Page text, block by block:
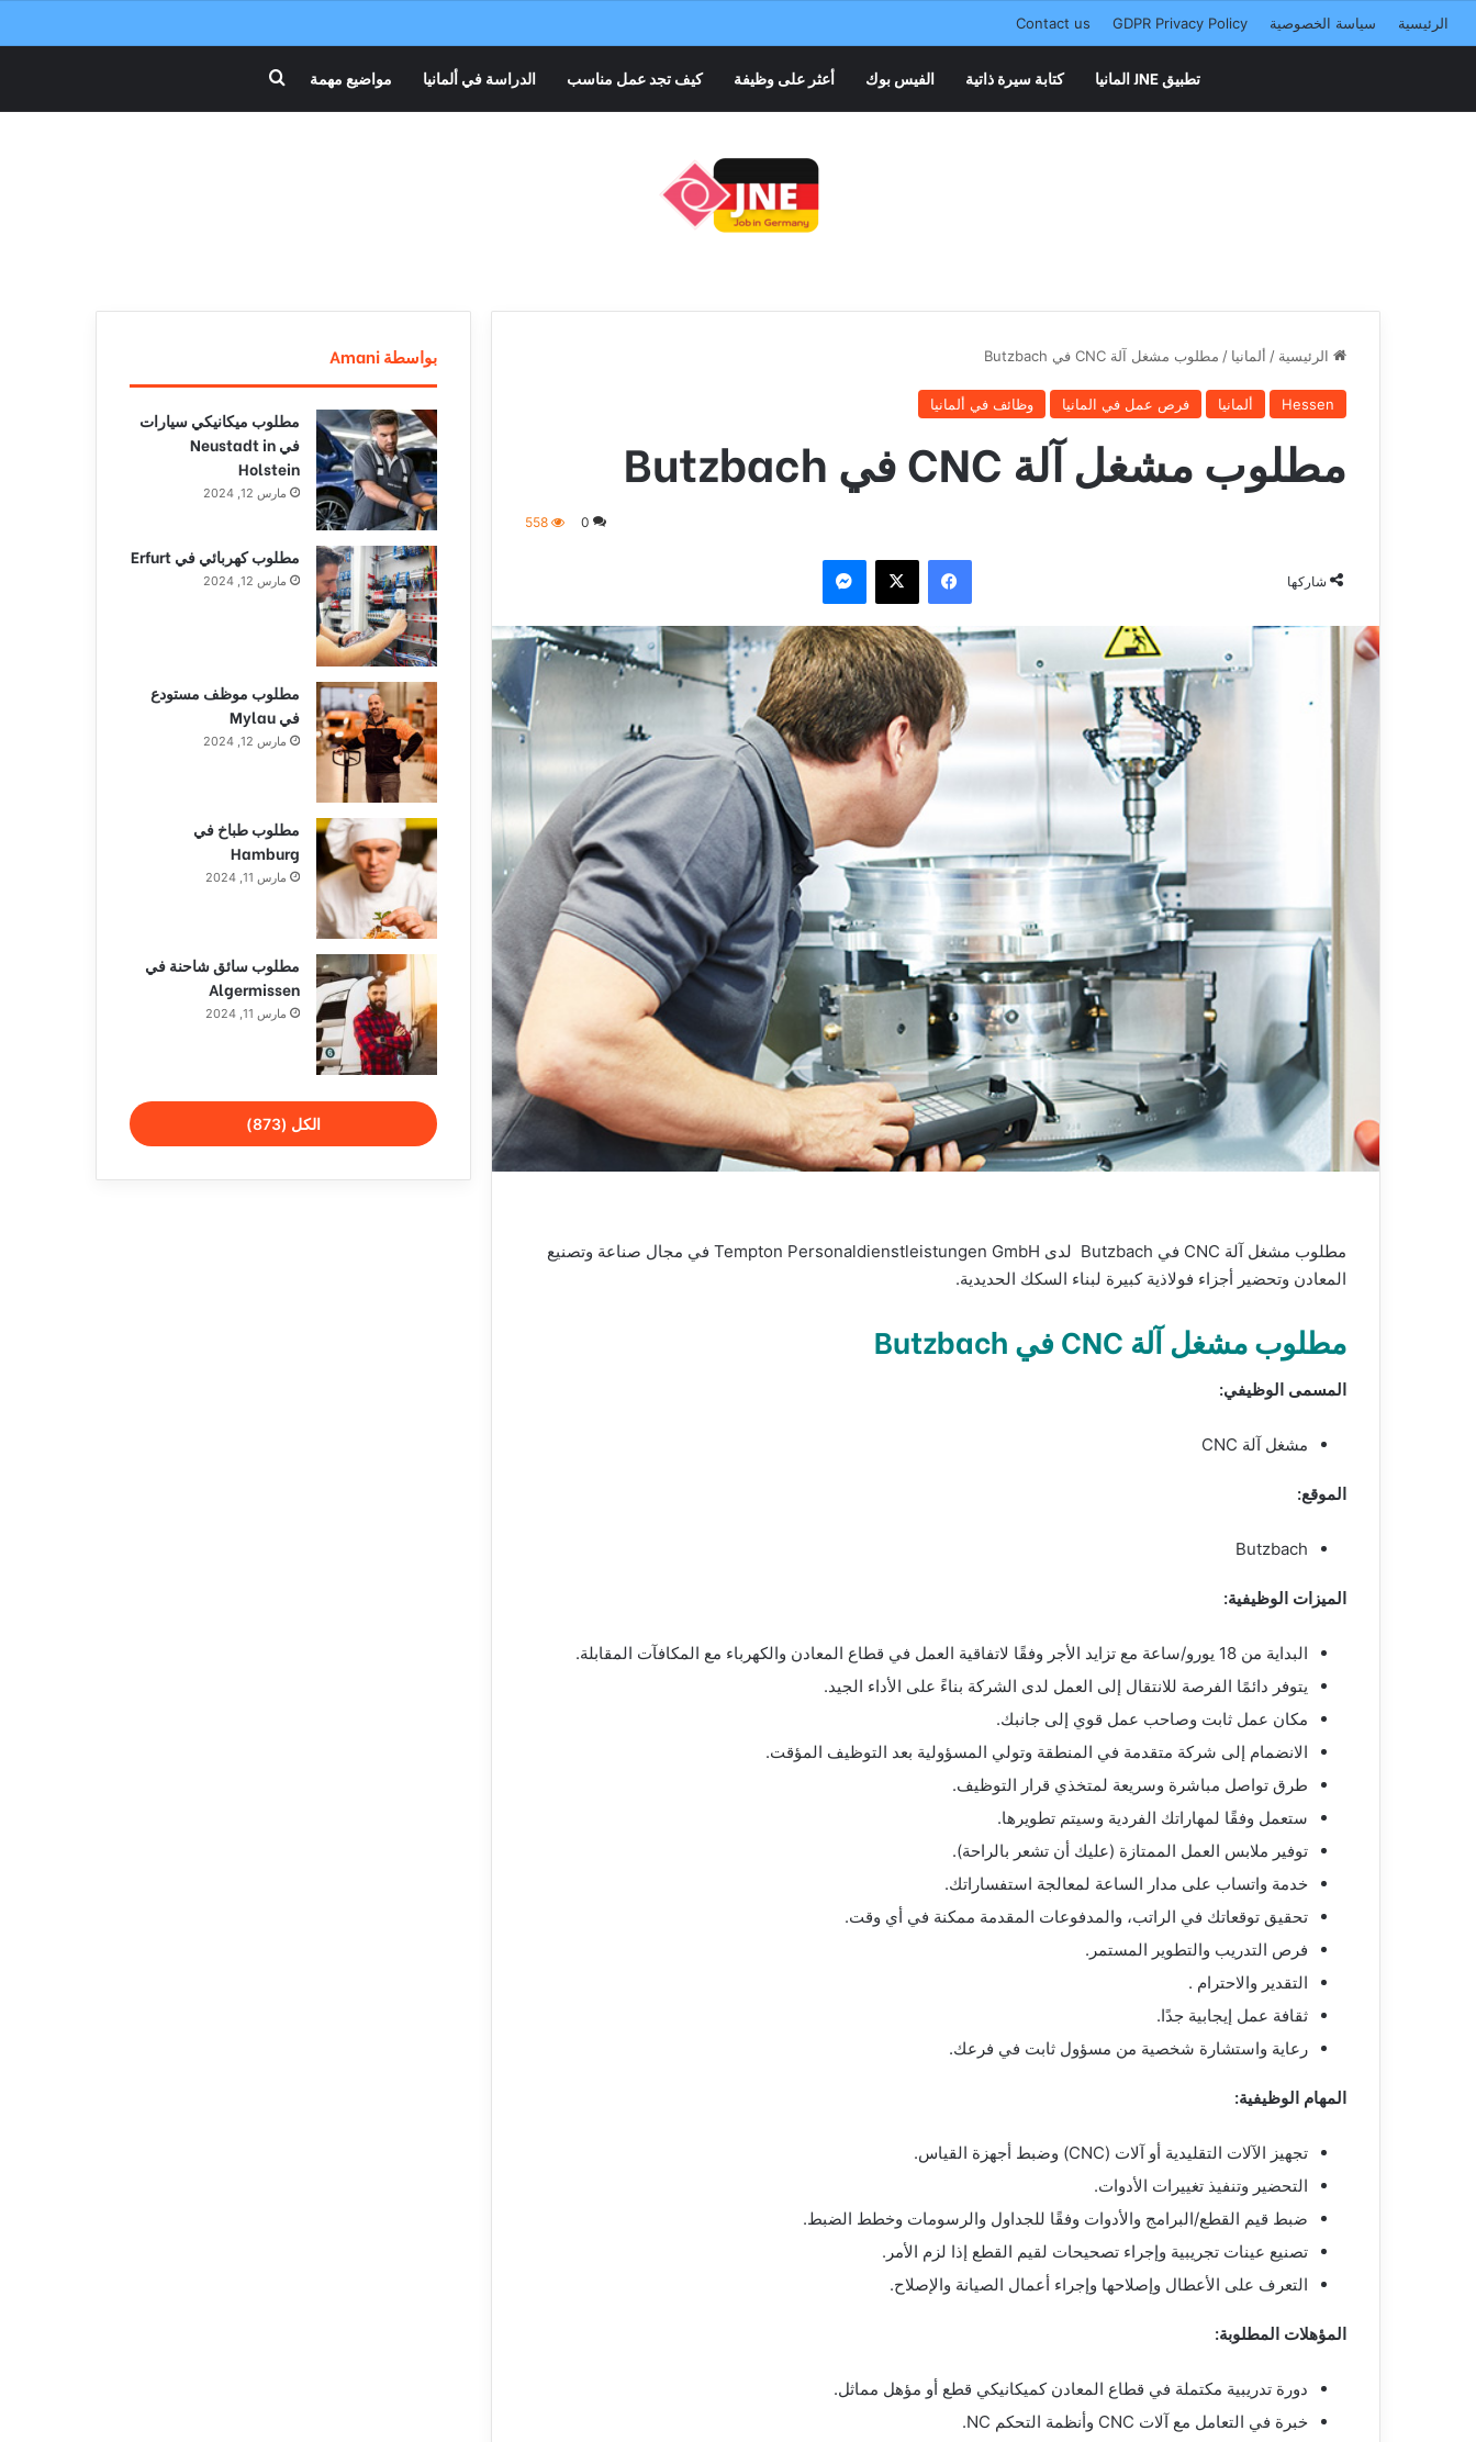
الرئيسية سياسة الخصوصية GDPR Privacy Policy
Contact us
تطبيق JNE المانيا كتابة سيرة ذاتية الفيس بوك أعثر على وظيفة كيف تجد عمل مناسب الدراسة في ألمانيا مواضيع مهمة
الرئيسية / ألمانيا / مطلوب مشغل آلة CNC في Butzbach
Hessen ألمانيا فرص عمل في المانيا وظائف في ألمانيا
مطلوب مشغل آلة CNC في Butzbach
0
558
شاركها
فيسبوك ‫X
مطلوب مشغل آلة CNC في Butzbach لدى Tempton Personaldienstleistungen GmbH في مجال صناعة وتصنيع
المعادن وتحضير أجزاء فولاذية كبيرة لبناء السكك الحديدية.
مطلوب مشغل آلة CNC في Butzbach
المسمى الوظيفي:
مشغل آلة CNC
الموقع:
Butzbach
الميزات الوظيفية:
البداية من 18 يورو/ساعة مع تزايد الأجر وفقًا لاتفاقية العمل في قطاع المعادن والكهرباء مع المكافآت المقابلة.
يتوفر دائمًا الفرصة للانتقال إلى العمل لدى الشركة بناءً على الأداء الجيد.
مكان عمل ثابت وصاحب عمل قوي إلى جانبك.
الانضمام إلى شركة متقدمة في المنطقة وتولي المسؤولية بعد التوظيف المؤقت.
طرق تواصل مباشرة وسريعة لمتخذي قرار التوظيف.
ستعمل وفقًا لمهاراتك الفردية وسيتم تطويرها.
توفير ملابس العمل الممتازة (عليك أن تشعر بالراحة).
خدمة واتساب على مدار الساعة لمعالجة استفساراتك.
تحقيق توقعاتك في الراتب، والمدفوعات المقدمة ممكنة في أي وقت.
فرص التدريب والتطوير المستمر.
التقدير والاحترام .
ثقافة عمل إيجابية جدًا.
رعاية واستشارة شخصية من مسؤول ثابت في فرعك.
المهام الوظيفية:
تجهيز الآلات التقليدية أو آلات (CNC) وضبط أجهزة القياس.
التحضير وتنفيذ تغييرات الأدوات.
ضبط قيم القطع/البرامج والأدوات وفقًا للجداول والرسومات وخطط الضبط.
تصنيع عينات تجريبية وإجراء تصحيحات لقيم القطع إذا لزم الأمر.
التعرف على الأعطال وإصلاحها وإجراء أعمال الصيانة والإصلاح.
المؤهلات المطلوبة:
دورة تدريبية مكتملة في قطاع المعادن كميكانيكي قطع أو مؤهل مماثل.
خبرة في التعامل مع آلات CNC وأنظمة التحكم NC.
بواسطة Amani
مطلوب ميكانيكي سيارات
في Neustadt in
Holstein
مارس 12, 2024
مطلوب كهربائي في Erfurt
مارس 12, 2024
مطلوب موظف مستودع
في Mylau
مارس 12, 2024
مطلوب طباخ في
Hamburg
مارس 11, 2024
مطلوب سائق شاحنة في
Algermissen
مارس 11, 2024
الكل (873)